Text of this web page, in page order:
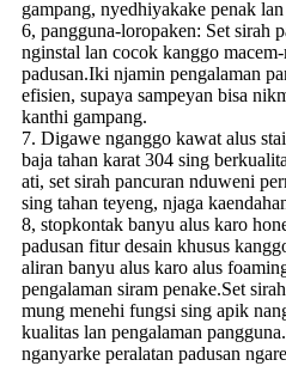
gampang, nyedhiyakake penak
6, pangguna-loropaken: Set sirah
nginstal lan cocok kanggo
padusan.Iki njamin pengalaman
efisien, supaya sampeyan bisa
kanthi gampang.
7. Digawe nganggo kawat alus
baja tahan karat 304 sing
ati, set sirah pancuran nduweni
sing tahan teyeng, njaga
8, stopkontak banyu alus karo
padusan fitur desain khusus
aliran banyu alus karo alus
pengalaman siram penake.Set
mung menehi fungsi sing apik
kualitas lan pengalaman
nganyarke peralatan padusan